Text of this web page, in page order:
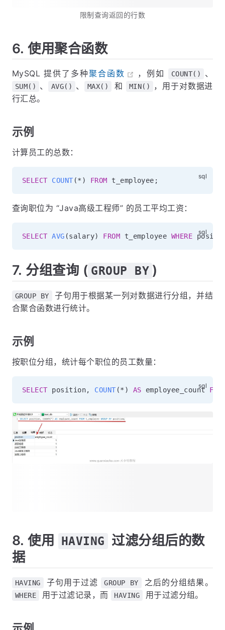
限制查询返回的行数
6. 使用聚合函数
MySQL 提供了多种聚合函数 ，例如 COUNT() 、
SUM() 、 AVG() 、 MAX() 和 MIN()
，用于对数据进
行汇总。
示例
计算员工的总数：
SELECT COUNT (* ) FROM t_employee ;
查询职位为 “Java高级工程师” 的员工平均工资：
SELECT AVG (salary) FROM t_employee WHERE
7. 分组查询 ( GROUP BY )
GROUP BY
子句用于根据某一列对数据进行分组，并结
合聚合函数进行统计。
示例
按职位分组，统计每个职位的员工数量：
SELECT position, COUNT (* ) AS employee_count
8. 使用 HAVING
过滤分组后的数
据
HAVING 子句用于过滤 GROUP BY 之后的分组结果。
WHERE 用于过滤记录，而 HAVING 用于过滤分组。